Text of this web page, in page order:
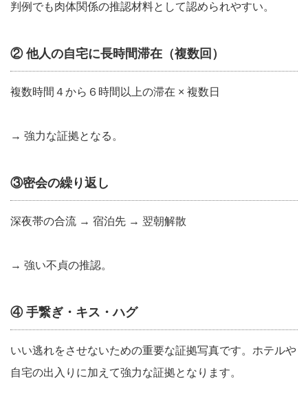
判例でも肉体関係の推認材料として認められやすい。
② 他人の自宅に長時間滞在（複数回）
複数時間４から６時間以上の滞在 × 複数日
→ 強力な証拠となる。
③密会の繰り返し
深夜帯の合流 → 宿泊先 → 翌朝解散
→ 強い不貞の推認。
④ 手繋ぎ・キス・ハグ
いい逃れをさせないための重要な証拠写真です。ホテルや
自宅の出入りに加えて強力な証拠となります。